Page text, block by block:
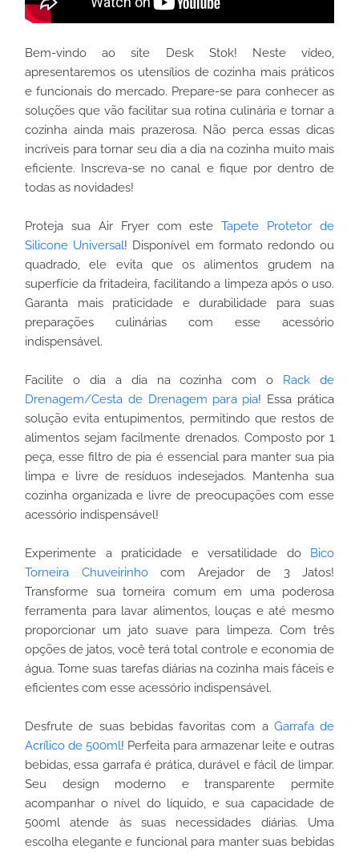
Bem-vindo ao site Desk Stok! Neste vídeo,
apresentaremos os utensílios de cozinha mais práticos
e funcionais do mercado. Prepare-se para conhecer as
soluções que vão facilitar sua rotina culinária e tornar a
cozinha ainda mais prazerosa. Não perca essas dicas
incríveis para tornar seu dia a dia na cozinha muito mais
eficiente. Inscreva-se no canal e fique por dentro de
todas as novidades!
Proteja sua Air Fryer com esteTapete Protetor de
Silicone Universal! Disponível em formato redondo ou
quadrado, ele evita que os alimentos grudem na
superfície da fritadeira, facilitando a limpeza após o uso.
Garanta mais praticidade e durabilidade para suas
preparações culinárias com esse acessório
indispensável.
Facilite o dia a dia na cozinha com o Rack de
Drenagem/Cesta de Drenagem para pia! Essa prática
solução evita entupimentos, permitindo que restos de
alimentos sejam facilmente drenados. Composto por 1
peça, esse filtro de pia é essencial para manter sua pia
limpa e livre de resíduos indesejados. Mantenha sua
cozinha organizada e livre de preocupações com esse
acessório indispensável!
Experimente a praticidade e versatilidade do Bico
Torneira Chuveirinhocom Arejador de 3 Jatos!
Transforme sua torneira comum em uma poderosa
ferramenta para lavar alimentos, louças e até mesmo
proporcionar um jato suave para limpeza. Com três
opções de jatos, você terá total controle e economia de
água. Torne suas tarefas diárias na cozinha mais fáceis e
eficientes com esse acessório indispensável.
Desfrute de suas bebidas favoritas com a Garrafa de
Acrílico de 500ml! Perfeita para armazenar leite e outras
bebidas, essa garrafa é prática, durável e fácil de limpar.
Seu design moderno e transparente permite
acompanhar o nível do líquido, e sua capacidade de
500ml atende às suas necessidades diárias. Uma
escolha elegante e funcional para manter suas bebidas